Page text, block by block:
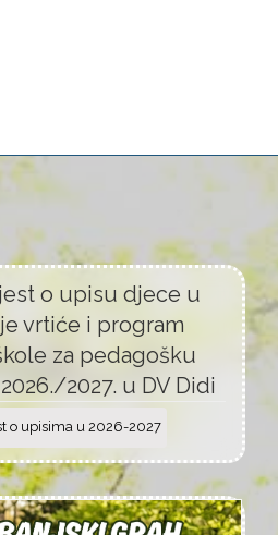
o upisu djece u
vrtiće i program
za pedagošku
2027. u DV Didi
o upisima u 2026-2027